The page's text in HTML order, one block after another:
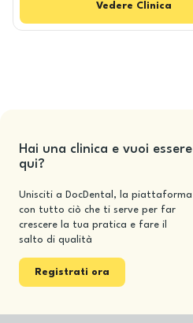
Vedere Clinica
Hai una clinica e vuoi essere
qui?
Unisciti a DocDental, la piattaforma
con tutto ciò che ti serve per far
crescere la tua pratica e fare il
salto di qualità
Registrati ora